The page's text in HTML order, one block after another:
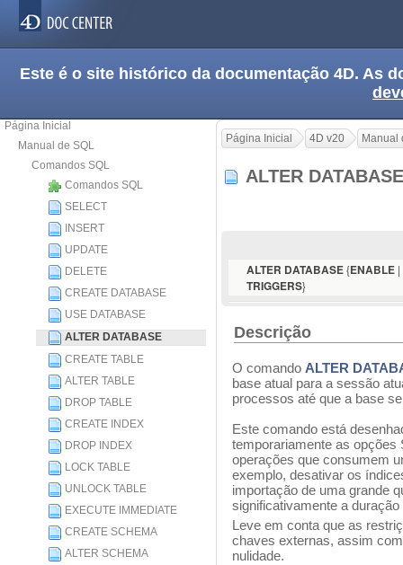
Este é o site histórico da documentação 4D. As
Página Inicial
Manual de SQL
Comandos SQL
Comandos SQL
SELECT
INSERT
UPDATE
DELETE
CREATE DATABASE
USE DATABASE
ALTER DATABASE
CREATE TABLE
ALTER TABLE
DROP TABLE
CREATE INDEX
DROP INDEX
LOCK TABLE
UNLOCK TABLE
EXECUTE IMMEDIATE
CREATE SCHEMA
ALTER SCHEMA
Página Inicial 4D v20 Manual
ALTER
ALTER DATABASE{ENABLE |
TRIGGERS}
Descrição
O comando ALTER
base atual para a sessão
processos até que a base
Este comando está
temporariamente as opções
operações que consumem
exemplo, desativar os
importação de uma grande
significativamente a
Leve em conta que as
chaves externas, assim
nulidade.